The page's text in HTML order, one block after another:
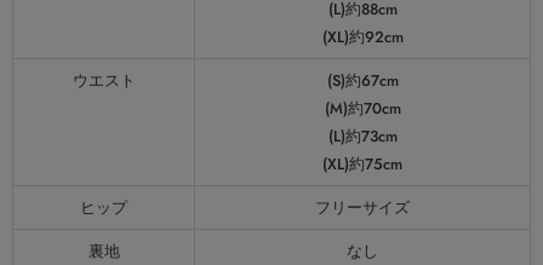
(L)約88cm
(XL)約92cm
ウエスト
(S)約67cm
(M)約70cm
(L)約73cm
(XL)約75cm
ヒップ
フリーサイズ
裏地
なし